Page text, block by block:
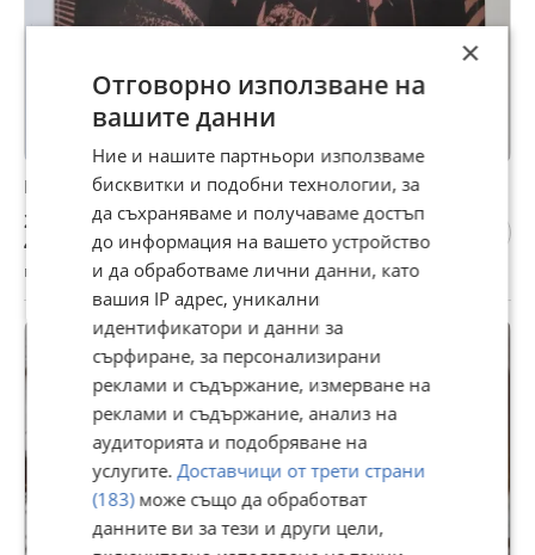
Primal Scream – Live At Levitation
25 €
48,90 лв
гр. София, днес, 19:10
×
Отговорно използване на
вашите данни
Ние и нашите партньори използваме
бисквитки и подобни технологии, за
да съхраняваме и получаваме достъп
до информация на вашето устройство
и да обработваме лични данни, като
вашия IP адрес, уникални
идентификатори и данни за
сърфиране, за персонализирани
реклами и съдържание, измерване на
реклами и съдържание, анализ на
аудиторията и подобряване на
услугите.Доставчици от трети страни
(183)може също да обработват
данните ви за тези и други цели,